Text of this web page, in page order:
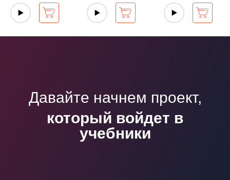
Давайте начнем проект,
который войдет в
учебники